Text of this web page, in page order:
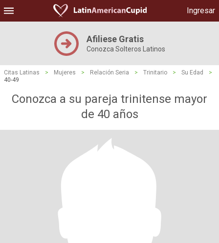
Ingresar
Afiliese Gratis
Conozca Solteros Latinos
Citas Latinas > Mujeres > Relación Seria > Trinitario > Su Edad
>
40-49
Conozca a su pareja trinitense mayor
de 40 años